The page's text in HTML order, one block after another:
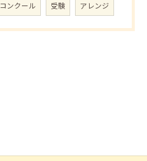
コンクール 受験 アレンジ